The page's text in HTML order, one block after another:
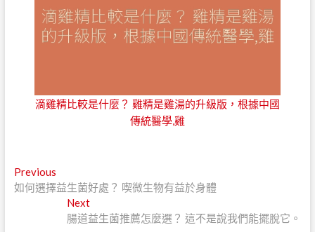
滴雞精比較是什麼？ 雞精是雞湯的升級版，根據中國
傳統醫學,雞
文
章
PreviousPrevious
post:
如何選擇益生菌好處？ 喫微生物有益於身體
NextNext
post:
腸道益生菌推薦怎麼選？ 這不是說我們能擺脫它。